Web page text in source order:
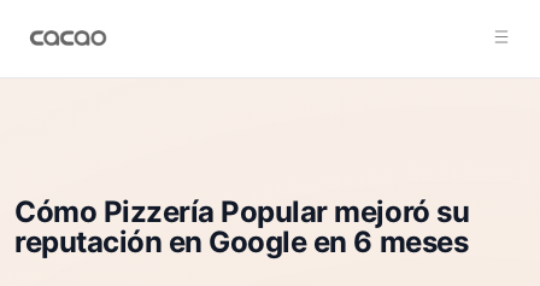
Cómo Pizzería Popular mejoró su
reputación en Google en 6 meses